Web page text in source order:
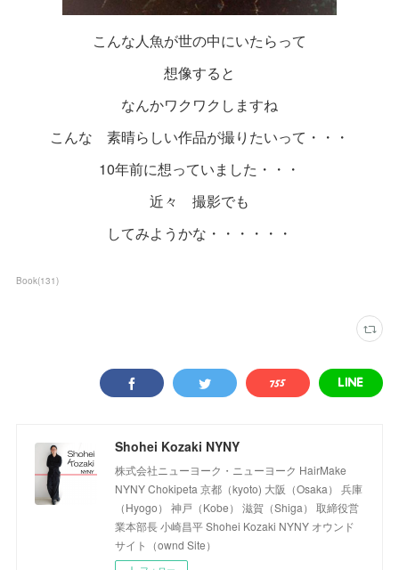
こんな人魚が世の中にいたらって
想像すると
なんかワクワクしますね
こんな 素晴らしい作品が撮りたいって・・・
10年前に想っていました・・・
近々 撮影でも
してみようかな・・・・・・
Book(131)
Shohei Kozaki NYNY
株式会社ニューヨーク・ニューヨーク HairMake
NYNY Chokipeta 京都（kyoto) 大阪（Osaka） 兵庫
（Hyogo） 神戸（Kobe） 滋賀（Shiga） 取締役営
業本部長 小崎昌平 Shohei Kozaki NYNY オウンド
サイト（ownd Site）